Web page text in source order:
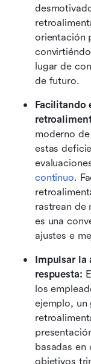
orientación
lugar de
de futuro.
Facilitando
moderno
estas
continuo.
rastrean de
es una
ajustes e
Impulsar la
respuesta:
los
ejemplo, un
basadas en
objetivos